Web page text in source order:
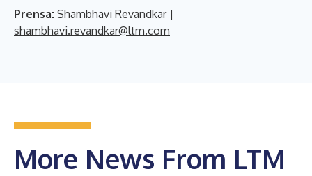
Prensa: Shambhavi Revandkar |
shambhavi.revandkar@ltm.com
More News From LTM